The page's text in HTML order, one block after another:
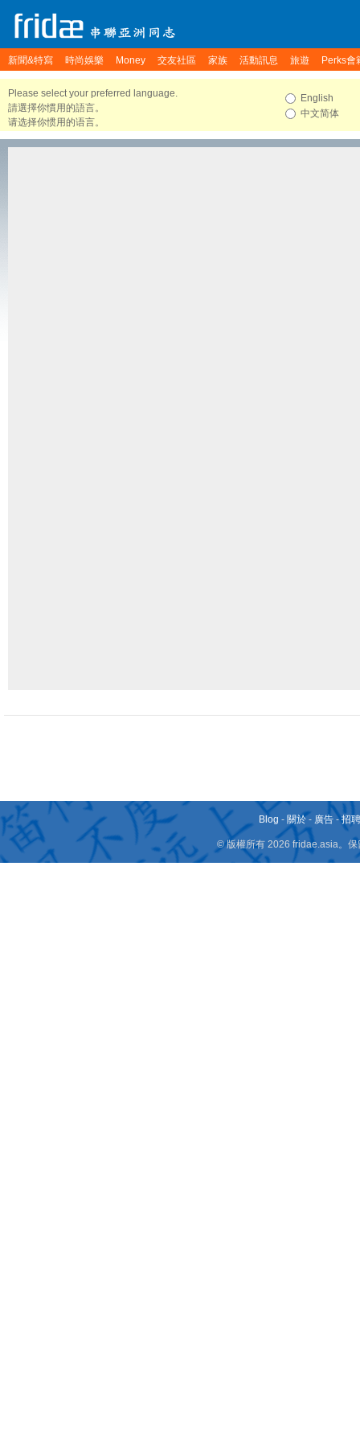
新聞&特寫 時尚娛樂 Money 交友社區 家族 活動訊息 旅遊 Perks會
Please select your preferred language.
請選擇你慣用的語言。
请选择你惯用的语言。
English
中文简体
Blog - 關於 - 廣告 -招
© 版權所有 2026 fridae.asia。